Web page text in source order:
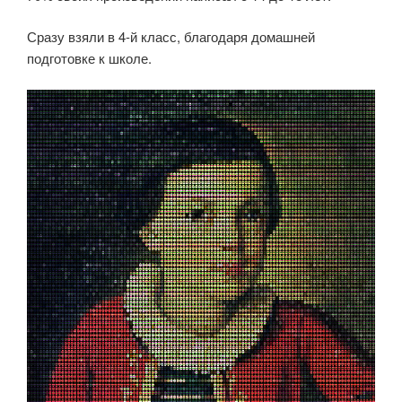
Сразу взяли в 4-й класс, благодаря домашней
подготовке к школе.